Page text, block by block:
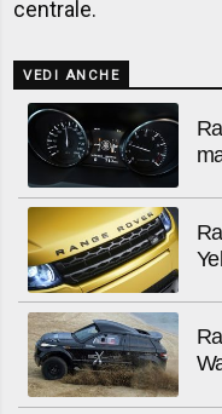
centrale.
VEDI ANCHE